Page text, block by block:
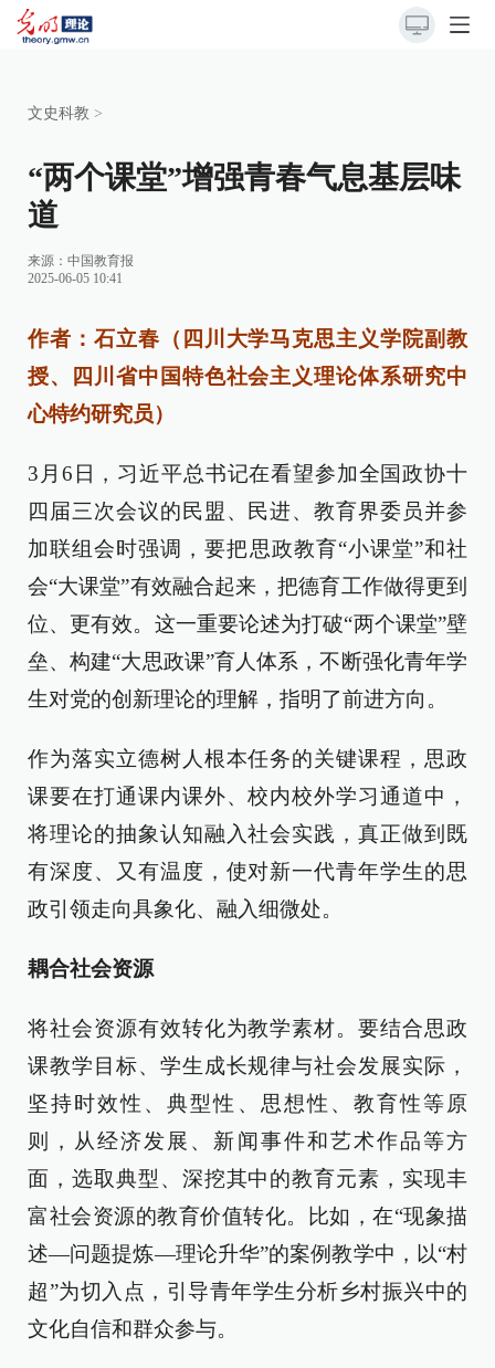
文史科教 >
“两个课堂”增强青春气息基层味
道
来源： 中国教育报
2025-06-05 10:41
作者：石立春（四川大学马克思主义学院副教
授、四川省中国特色社会主义理论体系研究中
心特约研究员）
3月6日，习近平总书记在看望参加全国政协十
四届三次会议的民盟、民进、教育界委员并参
加联组会时强调，要把思政教育“小课堂”和社
会“大课堂”有效融合起来，把德育工作做得更到
位、更有效。这一重要论述为打破“两个课堂”壁
垒、构建“大思政课”育人体系，不断强化青年学
生对党的创新理论的理解，指明了前进方向。
作为落实立德树人根本任务的关键课程，思政
课要在打通课内课外、校内校外学习通道中，
将理论的抽象认知融入社会实践，真正做到既
有深度、又有温度，使对新一代青年学生的思
政引领走向具象化、融入细微处。
耦合社会资源
将社会资源有效转化为教学素材。要结合思政
课教学目标、学生成长规律与社会发展实际，
坚持时效性、典型性、思想性、教育性等原
则，从经济发展、新闻事件和艺术作品等方
面，选取典型、深挖其中的教育元素，实现丰
富社会资源的教育价值转化。比如，在“现象描
述—问题提炼—理论升华”的案例教学中，以“村
超”为切入点，引导青年学生分析乡村振兴中的
文化自信和群众参与。